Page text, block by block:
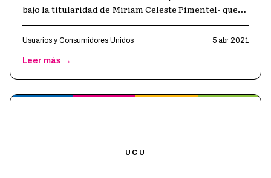
bajo la titularidad de Miriam Celeste Pimentel- que
Usuarios y Consumidores Unidos 5 abr 2021
Leer más →
UCU